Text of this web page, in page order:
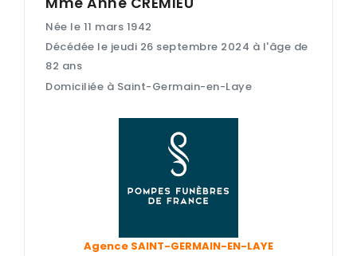
Nos capitons funéraires
Nos cercueils
Nos fleurs naturelles
Nos monuments
Services aux familles
ESPACE FAMILLE
Née le 11 mars 1942
Décédée le jeudi 26 septembre 2024 à l'âge de
82 ans
Domiciliée à Saint-Germain-en-Laye
Agence SAINT-GERMAIN-EN-LAYE